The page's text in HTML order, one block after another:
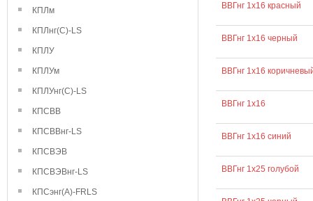
КПЛм
КПЛнг(С)-LS
КПЛУ
КПЛУм
КПЛУнг(С)-LS
КПСВВ
КПСВВнг-LS
КПСВЭВ
КПСВЭВнг-LS
КПСэнг(А)-FRLS
ВВГнг 1х16 красный
ВВГнг 1х16 черный
ВВГнг 1х16
ВВГнг 1х16
ВВГнг 1х16 синий
ВВГнг 1х25 голубой